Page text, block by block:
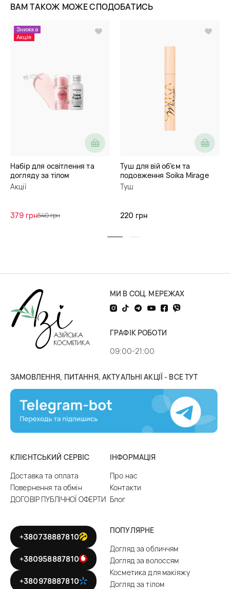
ВАМ ТАКОЖ МОЖЕ СПОДОБАТИСЬ
Знижка
Акція
Набір для освітлення та
догляду за тілом
Акції
379 грн540 грн
Туш для вій об’єм та
подовження Soika Mirage
Туш
220 грн
МИ В СОЦ. МЕРЕЖАХ
ГРАФІК РОБОТИ
09:00-21:00
ЗАМОВЛЕННЯ, ПИТАННЯ, АКТУАЛЬНІ АКЦІЇ - ВСЕ ТУТ
КЛІЄНТСЬКИЙ СЕРВІС
Доставка та оплата
Повернення та обмін
ДОГОВІР ПУБЛІЧНОЇ ОФЕРТИ
ІНФОРМАЦІЯ
Про нас
Контакти
Блог
+380738887810
+380958887810
+380978887810
ПОПУЛЯРНЕ
Догляд за обличчям
Догляд за волоссям
Косметика для макіяжу
Догляд за тілом